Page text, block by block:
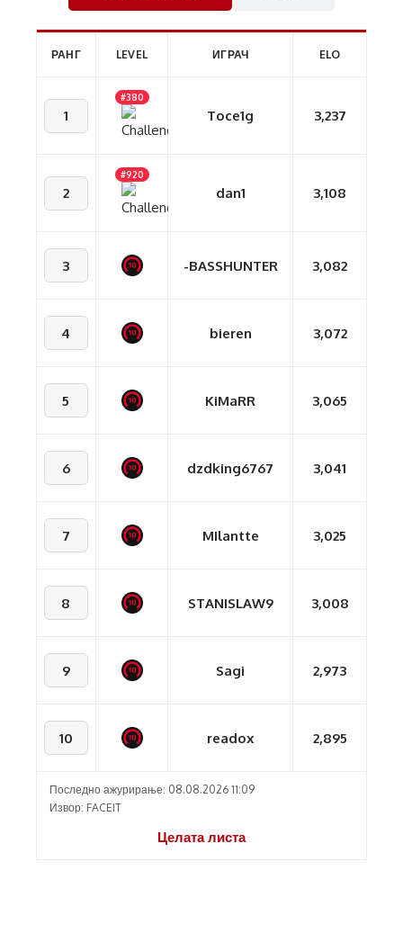
РАНГ LEVEL ИГРАЧ ELO
1
#380
Toce1g 3,237
2
#920
dan1 3,108
3 -BASSHUNTER 3,082
4 bieren 3,072
5 KiMaRR 3,065
6 dzdking6767 3,041
7 MIlantte 3,025
8 STANISLAW9 3,008
9 Sagi 2,973
10 readox 2,895
Последно ажурирање: 08.08.2026 11:09
Извор: FACEIT
Целата листа